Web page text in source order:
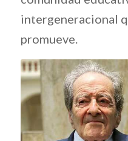
intergeneracional
promueve.